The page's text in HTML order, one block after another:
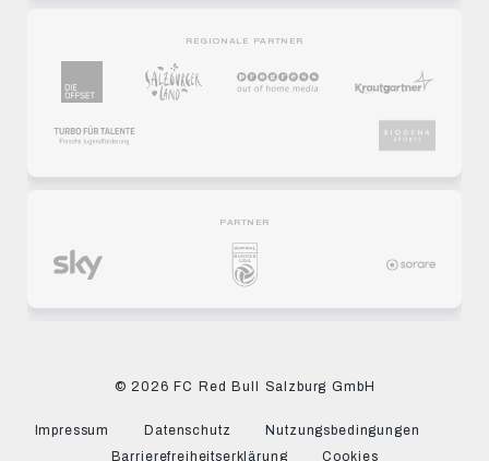
REGIONALE PARTNER
PARTNER
© 2026 FC Red Bull Salzburg GmbH
Impressum Datenschutz
Nutzungsbedingungen
Barrierefreiheitserklärung
Cookies